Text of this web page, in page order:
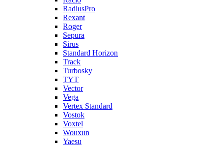
RadiusPro
Rexant
Roger
Sepura
Sirus
Standard Horizon
Track
Turbosky
TYT
Vector
Vega
Vertex Standard
Vostok
Voxtel
Wouxun
Yaesu